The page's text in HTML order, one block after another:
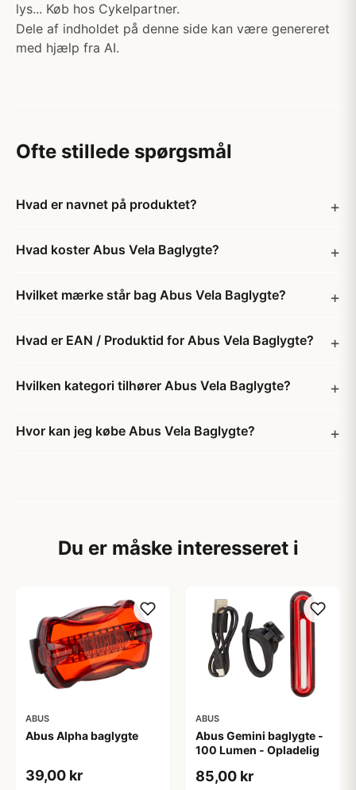
lys... Køb hos Cykelpartner.
Dele af indholdet på denne side kan være genereret
med hjælp fra AI.
Ofte stillede spørgsmål
Hvad er navnet på produktet?
Hvad koster Abus Vela Baglygte?
Hvilket mærke står bag Abus Vela Baglygte?
Hvad er EAN / Produktid for Abus Vela Baglygte?
Hvilken kategori tilhører Abus Vela Baglygte?
Hvor kan jeg købe Abus Vela Baglygte?
Du er måske interesseret i
ABUS
Abus Alpha baglygte
39,00 kr
ABUS
Abus Gemini baglygte -
100 Lumen - Opladelig
85,00 kr